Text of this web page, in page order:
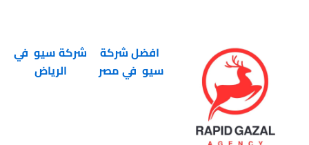
افضل شركة
سيو في مصر
شركة سيو في
الرياض